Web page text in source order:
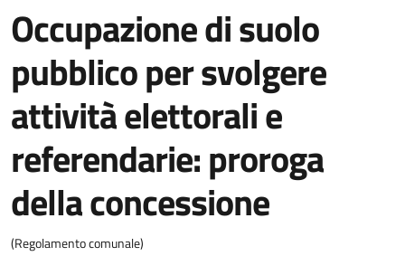
Occupazione di suolo
pubblico per svolgere
attività elettorali e
referendarie: proroga
della concessione
(Regolamento comunale)